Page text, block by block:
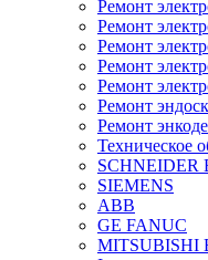
Ремонт
Ремонт
Ремонт
Ремонт
Ремонт
Ремонт
Ремонт
Техническое
SCHNEIDER
SIEMENS
ABB
GE FANUC
MITSUBISHI